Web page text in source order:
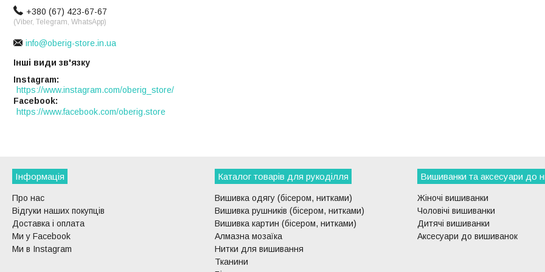
+380 (67) 423-67-67
(Viber, Telegram, WhatsApp)
info@oberig-store.in.ua
Інші види зв'язку
Instagram
https://www.instagram.com/oberig_store/
Facebook
https://www.facebook.com/oberig.store
Інформація
Про нас
Відгуки наших покупців
Доставка і оплата
Ми у Facebook
Ми в Instagram
Каталог товарів для рукоділля
Вишивка одягу (бісером, нитками)
Вишивка рушників (бісером, нитками)
Вишивка картин (бісером, нитками)
Алмазна мозаїка
Нитки для вишивання
Тканини
Вишиванки та аксесуари до
Жіночі вишиванки
Чоловічі вишиванки
Дитячі вишиванки
Аксесуари до вишиванок